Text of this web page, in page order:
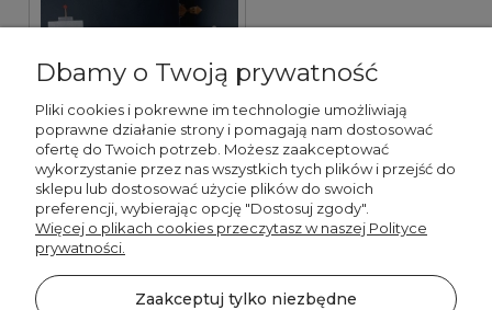
Decordruk
Poduszka dla dzieci
UNIQUE JOURNEY wzór
granatowym tle
Dbamy o Twoją prywatność
Pliki cookies i pokrewne im technologie umożliwiają
poprawne działanie strony i pomagają nam dostosować
ofertę do Twoich potrzeb. Możesz zaakceptować
wykorzystanie przez nas wszystkich tych plików i przejść do
sklepu lub dostosować użycie plików do swoich
preferencji, wybierając opcję "Dostosuj zgody".
Więcej o plikach cookies przeczytasz w naszej Polityce
prywatności.
Zaakceptuj tylko niezbędne